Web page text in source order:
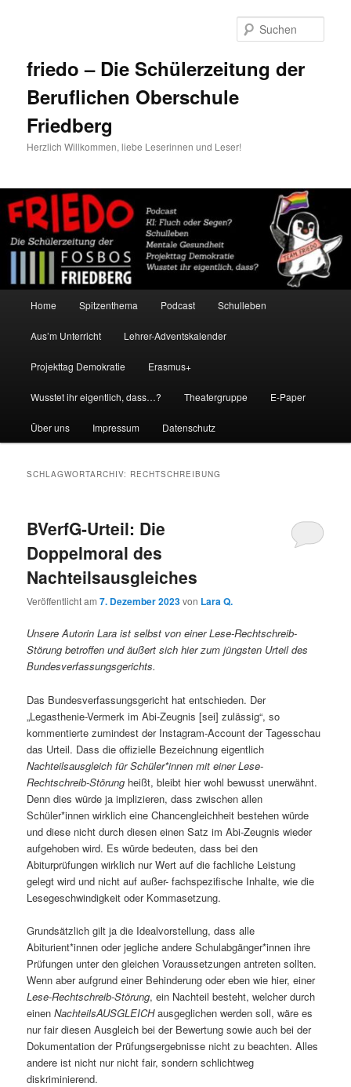
friedo – Die Schülerzeitung der
Beruflichen Oberschule
Friedberg
Herzlich Willkommen, liebe Leserinnen und Leser!
Home Spitzenthema Podcast Schulleben
Aus’m Unterricht Lehrer-Adventskalender
Projekttag Demokratie Erasmus+
Wusstet ihr eigentlich, dass…? Theatergruppe E-Paper
Über uns Impressum Datenschutz
SCHLAGWORTARCHIV: RECHTSCHREIBUNG
BVerfG-Urteil: Die
Doppelmoral des
Nachteilsausgleiches
Veröffentlicht am7. Dezember 2023von Lara Q.
Unsere Autorin Lara ist selbst von einer Lese-Rechtschreib-
Störung betroffen und äußert sich hier zum jüngsten Urteil des
Bundesverfassungsgerichts.
Das Bundesverfassungsgericht hat entschieden. Der
„Legasthenie-Vermerk im Abi-Zeugnis [sei] zulässig“, so
kommentierte zumindest der Instagram-Account der Tagesschau
das Urteil. Dass die offizielle Bezeichnung eigentlich
Nachteilsausgleich für Schüler*innen mit einer Lese-
Rechtschreib-Störung heißt, bleibt hier wohl bewusst unerwähnt.
Denn dies würde ja implizieren, dass zwischen allen
Schüler*innen wirklich eine Chancengleichheit bestehen würde
und diese nicht durch diesen einen Satz im Abi-Zeugnis wieder
aufgehoben wird. Es würde bedeuten, dass bei den
Abiturprüfungen wirklich nur Wert auf die fachliche Leistung
gelegt wird und nicht auf außer- fachspezifische Inhalte, wie die
Lesegeschwindigkeit oder Kommasetzung.
Grundsätzlich gilt ja die Idealvorstellung, dass alle
Abiturient*innen oder jegliche andere Schulabgänger*innen ihre
Prüfungen unter den gleichen Voraussetzungen antreten sollten.
Wenn aber aufgrund einer Behinderung oder eben wie hier, einer
Lese-Rechtschreib-Störung, ein Nachteil besteht, welcher durch
einenNachteilsAUSGLEICHausgeglichen werden soll, wäre es
nur fair diesen Ausgleich bei der Bewertung sowie auch bei der
Dokumentation der Prüfungsergebnisse nicht zu beachten. Alles
andere ist nicht nur nicht fair, sondern schlichtweg
diskriminierend.